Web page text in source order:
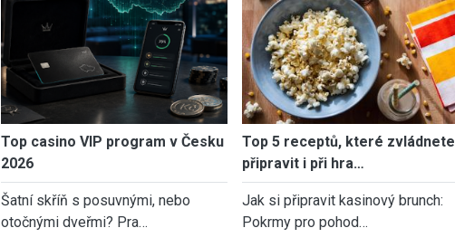
Top casino VIP program v Česku
2026
Šatní skříň s posuvnými, nebo
otočnými dveřmi? Pra…
Top 5 receptů, které zvládnete
připravit i při hra…
Jak si připravit kasinový brunch:
Pokrmy pro pohod…